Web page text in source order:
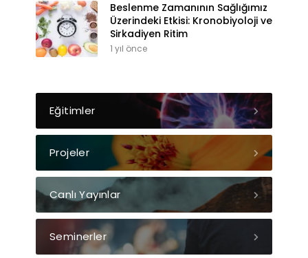
Beslenme Zamanının Sağlığımız
Üzerindeki Etkisi: Kronobiyoloji ve
Sirkadiyen Ritim
1 yıl önce
Eğitimler
Projeler
Canlı Yayınlar
Seminerler